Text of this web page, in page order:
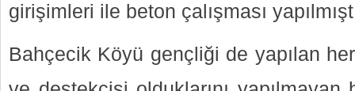
girişimleri ile beton çalışması
Bahçecik Köyü gençliği de yapılan